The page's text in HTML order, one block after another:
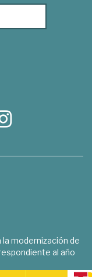
la modernización de
al año